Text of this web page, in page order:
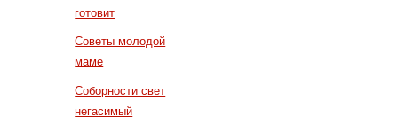
готовит
Советы молодой
маме
Соборности свет
негасимый